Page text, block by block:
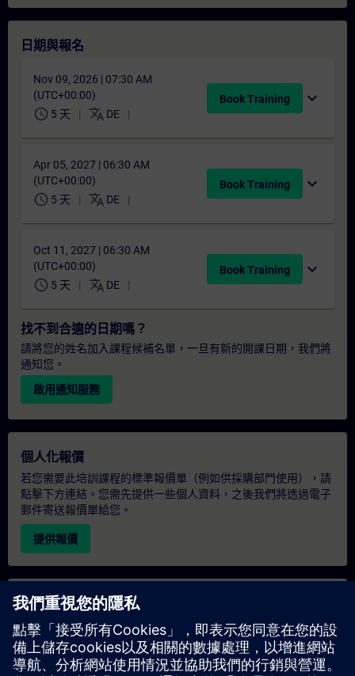
日期與報名
Nov 09, 2026 | 07:30 AM
(UTC+00:00)
schedule 5 天 translate DE
Book Training expand_more
Apr 05, 2027 | 06:30 AM
(UTC+00:00)
schedule 5 天 translate DE
Book Training expand_more
Oct 11, 2027 | 06:30 AM
(UTC+00:00)
schedule 5 天 translate DE
Book Training expand_more
找不到合適的日期嗎？
請將您的姓名加入課程候補名單，一旦有新的開課日期，我們將
通知您。
啟用通知服務
個人化報價
若您需要此培訓課程的標準報價單（例如供採購部門使用），請
點擊下方連結。您需先提供一些個人資料，之後我們將透過電子
郵件寄送報價單給您。
提供報價
專屬培訓諮詢
若您需要針對專屬培訓課程（無論是現場、線上或於我們的
SITRAIN 培訓中心舉辦）索取報價，請填寫下方的諮詢表單。此
類請求適合較大規模的團體（6 人以上）。提供您的聯絡資料及
培訓需求後，我們將向您發送報價單。